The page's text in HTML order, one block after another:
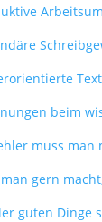
beim
muss man
man gern
guten Dinge